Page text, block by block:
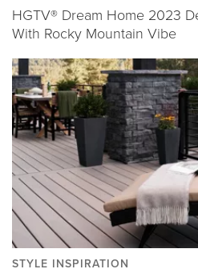
HGTV® Dream Home 2023
With Rocky Mountain Vibe
STYLE INSPIRATION